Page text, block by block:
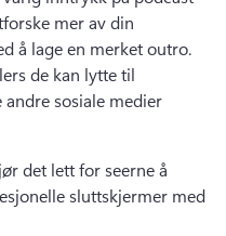
mer av din
de kan lytte til
sosiale medier
det lett for seerne å